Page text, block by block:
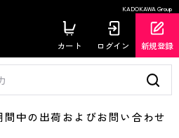
KADOKAWA Group
カート ログイン 新規登録
中の出荷およびお問い合わせ